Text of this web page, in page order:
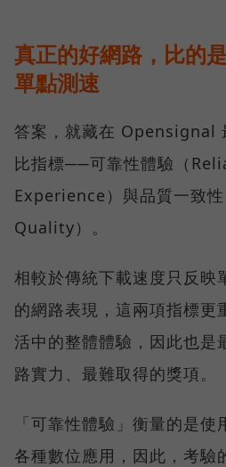
真正的好網路，比的
單點測速
答案，就藏在 Opensignal
比指標──可靠性體驗（
Experience）與品質一致
Quality）。
相較於傳統下載速度只反映
的網路表現，這兩項指標更
活中的整體體驗，因此也是
路實力、最難取得的獎項。
「可靠性體驗」衡量的是
各種數位應用，因此，考驗